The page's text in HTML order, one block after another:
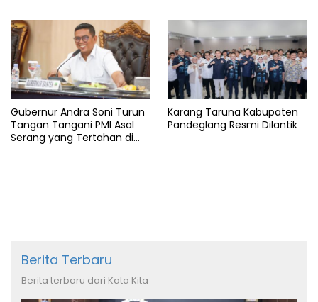
Gubernur Andra Soni Turun
Tangan Tangani PMI Asal
Serang yang Tertahan di
Karang Taruna Kabupaten
Pandeglang Resmi Dilantik
Berita Terbaru
Berita terbaru dari Kata Kita